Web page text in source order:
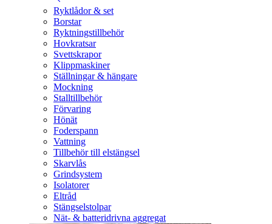
Ryktlådor & set
Borstar
Ryktningstillbehör
Hovkratsar
Svettskrapor
Klippmaskiner
Ställningar & hängare
Mockning
Stalltillbehör
Förvaring
Hönät
Foderspann
Vattning
Tillbehör till elstängsel
Skarvlås
Grindsystem
Isolatorer
Eltråd
Stängselstolpar
Nät- & batteridrivna aggregat